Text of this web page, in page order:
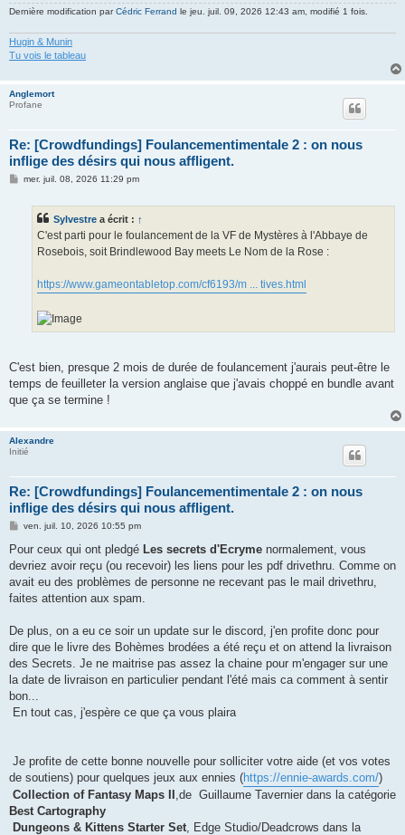
Dernière modification parCédric Ferrand le jeu. juil. 09, 2026 12:43 am, modifié 1 fois.
Hugin & Munin
Tu vois le tableau
Anglemort
Profane
Re: [Crowdfundings] Foulancementimentale 2 : on nous
inflige des désirs qui nous affligent.
Mmer. juil. 08, 2026 11:29 pm
Sylvestre a écrit : ↑
C'est parti pour le foulancement de la VF de Mystères à l'Abbaye de
Rosebois, soit Brindlewood Bay meets Le Nom de la Rose :
https://www.gameontabletop.com/cf6193/m ... tives.html
C'est bien, presque 2 mois de durée de foulancement j'aurais peut-être le
temps de feuilleter la version anglaise que j'avais choppé en bundle avant
que ça se termine !
Alexandre
Initié
Re: [Crowdfundings] Foulancementimentale 2 : on nous
inflige des désirs qui nous affligent.
M
s
a
g
ven. juil. 10, 2026 10:55 pm
Pour ceux qui ont pledgé Les secrets d'Ecryme normalement, vous
devriez avoir reçu (ou recevoir) les liens pour les pdf drivethru. Comme on
avait eu des problèmes de personne ne recevant pas le mail drivethru,
faites attention aux spam.
De plus, on a eu ce soir un update sur le discord, j'en profite donc pour
dire que le livre des Bohèmes brodées a été reçu et on attend la livraison
des Secrets. Je ne maitrise pas assez la chaine pour m'engager sur une
la date de livraison en particulier pendant l'été mais ca comment à sentir
bon...
En tout cas, j'espère ce que ça vous plaira
Je profite de cette bonne nouvelle pour solliciter votre aide (et vos votes
de soutiens) pour quelques jeux aux ennies (https://ennie-awards.com/)
Collection of Fantasy Maps II ,de Guillaume Tavernier dans la catégorie
Best Cartography
Dungeons & Kittens Starter Set , Edge Studio/Deadcrows dans la